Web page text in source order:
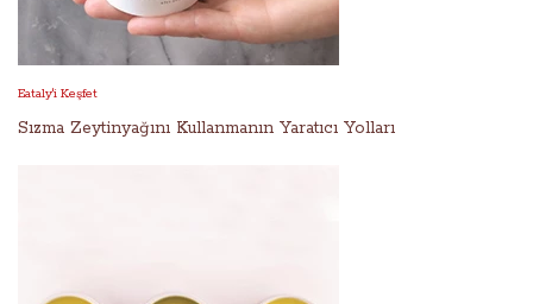
Eataly'i Keşfet
Sızma Zeytinyağını Kullanmanın Yaratıcı Yolları